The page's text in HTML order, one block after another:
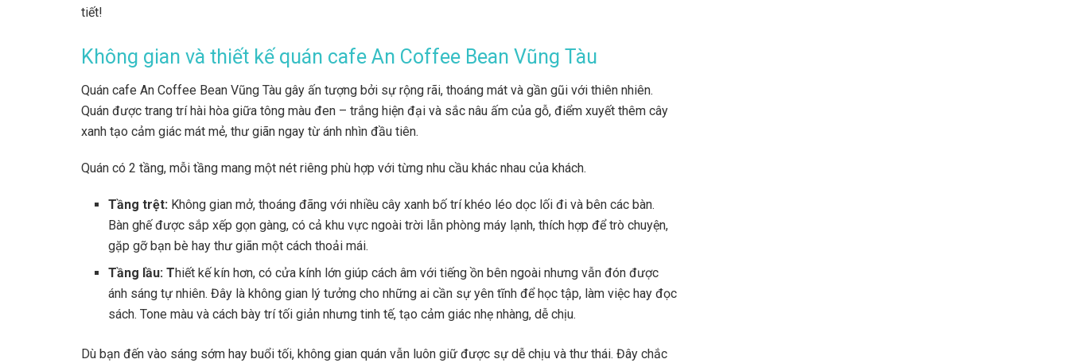
tiết!
Không gian và thiết kế quán cafe An Coffee Bean Vũng Tàu
Quán cafe An Coffee Bean Vũng Tàu gây ấn tượng bởi sự rộng rãi, thoáng mát và gần gũi với thiên nhiên.
Quán được trang trí hài hòa giữa tông màu đen – trắng hiện đại và sắc nâu ấm của gỗ, điểm xuyết thêm cây
xanh tạo cảm giác mát mẻ, thư giãn ngay từ ánh nhìn đầu tiên.
Quán có 2 tầng, mỗi tầng mang một nét riêng phù hợp với từng nhu cầu khác nhau của khách.
Tầng trệt: Không gian mở, thoáng đãng với nhiều cây xanh bố trí khéo léo dọc lối đi và bên các bàn.
Bàn ghế được sắp xếp gọn gàng, có cả khu vực ngoài trời lẫn phòng máy lạnh, thích hợp để trò chuyện,
gặp gỡ bạn bè hay thư giãn một cách thoải mái.
Tầng lầu: Thiết kế kín hơn, có cửa kính lớn giúp cách âm với tiếng ồn bên ngoài nhưng vẫn đón được
ánh sáng tự nhiên. Đây là không gian lý tưởng cho những ai cần sự yên tĩnh để học tập, làm việc hay đọc
sách. Tone màu và cách bày trí tối giản nhưng tinh tế, tạo cảm giác nhẹ nhàng, dễ chịu.
Dù bạn đến vào sáng sớm hay buổi tối, không gian quán vẫn luôn giữ được sự dễ chịu và thư thái. Đây chắc